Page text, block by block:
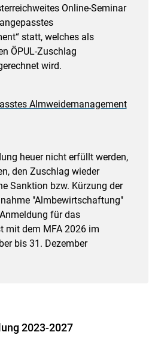
Online-Seminar
statt, welches als
ÖPUL-Zuschlag
wird.
Almweidemanagement
heuer nicht erfüllt werden,
den Zuschlag wieder
Sanktion bzw. Kürzung der
"Almbewirtschaftung"
für das
mit dem MFA 2026 im
bis 31. Dezember
2023-2027